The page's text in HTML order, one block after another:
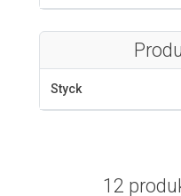
Styck
12